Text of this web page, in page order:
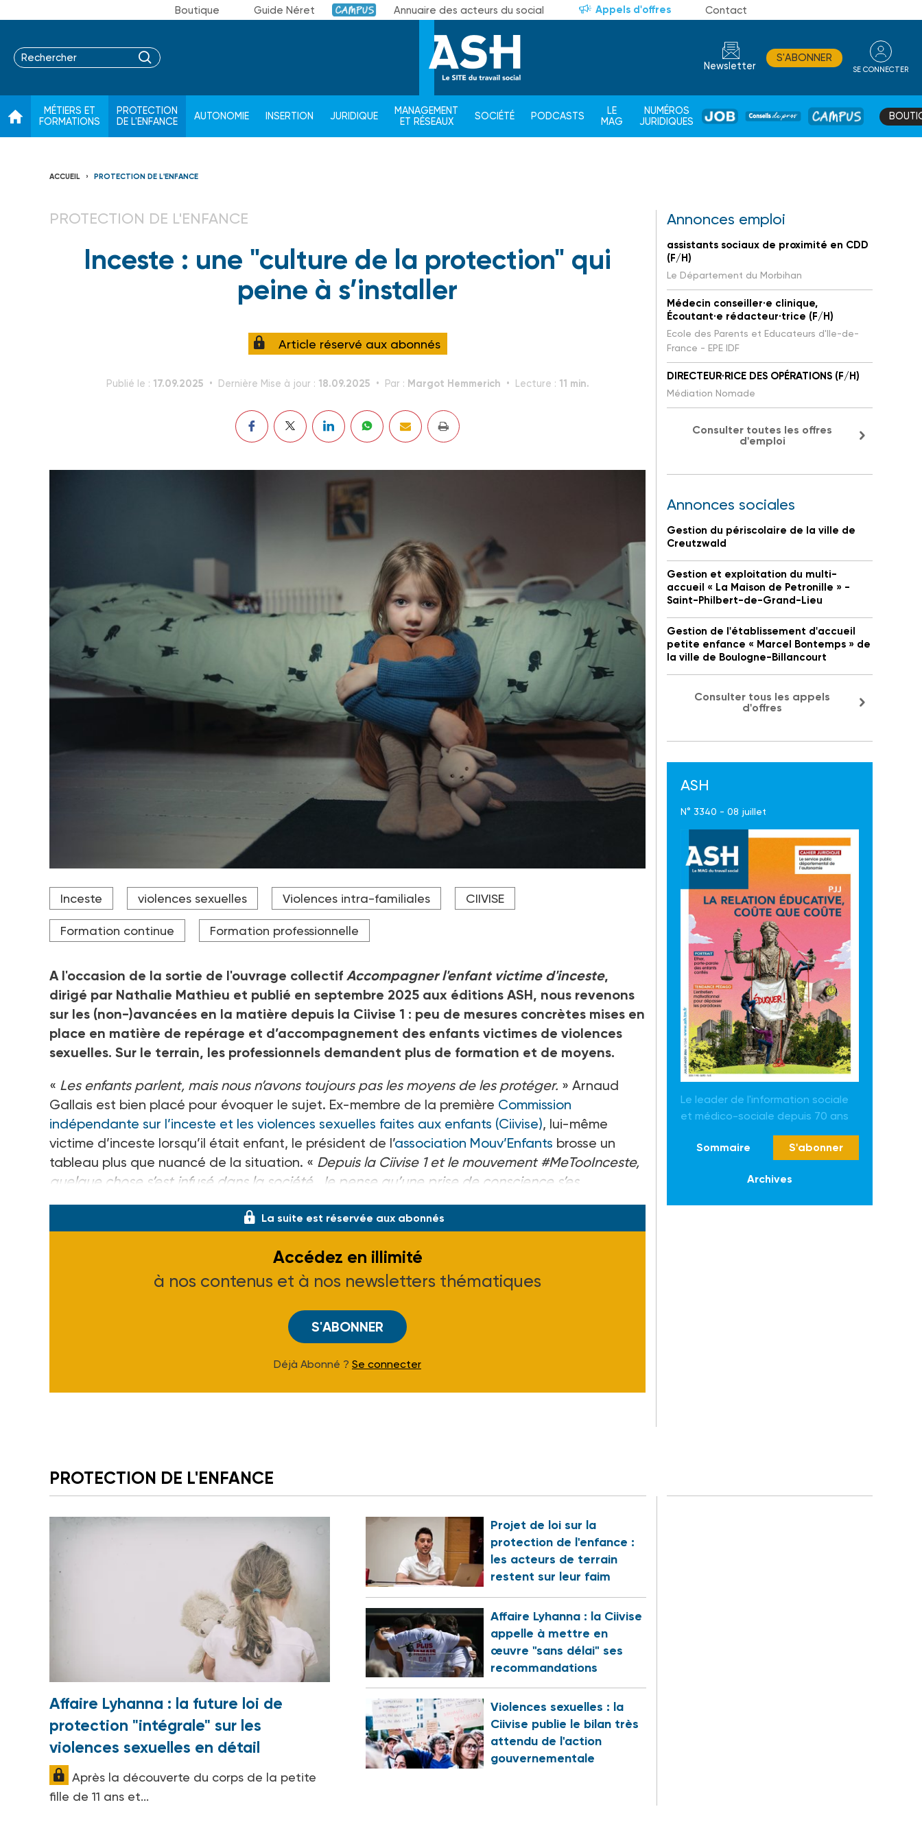
Boutique Guide Néret Campus Annuaire des acteurs du social Appels d'offres Contact
Newsletter
S'ABONNER
SE CONNECTER
MÉTIERS ET
FORMATIONS
PROTECTION
DE L'ENFANCE
AUTONOMIE INSERTION JURIDIQUE
MANAGEMENT
ET RÉSEAUX
SOCIÉTÉ PODCASTS
LE
MAG
NUMÉROS
JURIDIQUES
JOB
DE
CAMPUS
ACCUEIL PROTECTION DE L'ENFANCE
PROTECTION DE L'ENFANCE
Inceste : une "culture de la protection" qui
peine à s’installer
Article réservé aux abonnés
Publié le : 17.09.2025 Dernière Mise à jour : 18.09.2025 Par : Margot Hemmerich Lecture : 11 min.
Campagne nationale de lutte contre les violences sexuelles faites aux enfants du ministère des Solidarités.
Crédit photo DR
Inceste violences sexuelles Violences intra-familiales CIIVISE
Formation continue Formation professionnelle
A l'occasion de la sortie de l'ouvrage collectif Accompagner l'enfant victime d'inceste,
dirigé par Nathalie Mathieu et publié en septembre 2025 aux éditions ASH, nous revenons
sur les (non-)avancées en la matière depuis la Ciivise 1 : peu de mesures concrètes mises en
place en matière de repérage et d’accompagnement des enfants victimes de violences
sexuelles. Sur le terrain, les professionnels demandent plus de formation et de moyens.
« Les enfants parlent, mais nous n’avons toujours pas les moyens de les protéger. » Arnaud
Gallais est bien placé pour évoquer le sujet. Ex-membre de la première Commission
indépendante sur l’inceste et les violences sexuelles faites aux enfants (Ciivise), lui-même
victime d’inceste lorsqu’il était enfant, le président de l’association Mouv’Enfants brosse un
tableau plus que nuancé de la situation. « Depuis la Ciivise 1 et le mouvement #MeTooInceste,
quelque chose s’est infusé dans la société. Je pense qu’une prise de conscience s’es
La suite est réservée aux abonnés
Accédez en illimité
à nos contenus et à nos newsletters thématiques
S'ABONNER
Déjà Abonné ? Se connecter
Annonces emploi
assistants sociaux de proximité en CDD
(F/H)
Le Département du Morbihan
Médecin conseiller·e clinique,
Écoutant·e rédacteur·trice (F/H)
Ecole des Parents et Educateurs d'Ile-de-
France - EPE IDF
DIRECTEUR·RICE DES OPÉRATIONS (F/H)
Médiation Nomade
Consulter toutes les offres
d'emploi
Annonces sociales
Gestion du périscolaire de la ville de
Creutzwald
Gestion et exploitation du multi-
accueil « La Maison de Petronille » -
Saint-Philbert-de-Grand-Lieu
Gestion de l'établissement d'accueil
petite enfance « Marcel Bontemps » de
la ville de Boulogne-Billancourt
Consulter tous les appels
d'offres
ASH
N° 3340 - 08 juillet
Le leader de l'information sociale
et médico-sociale depuis 70 ans
Sommaire S'abonner
Archives
PROTECTION DE L'ENFANCE
Affaire Lyhanna : la future loi de
protection "intégrale" sur les
violences sexuelles en détail
Après la découverte du corps de la petite
fille de 11 ans et...
Projet de loi sur la
protection de l'enfance :
les acteurs de terrain
restent sur leur faim
Affaire Lyhanna : la Ciivise
appelle à mettre en
œuvre "sans délai" ses
recommandations
Violences sexuelles : la
Ciivise publie le bilan très
attendu de l'action
gouvernementale